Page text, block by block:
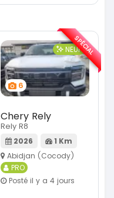
6
NEUF
Chery Rely
Rely R8
2026
1 Km
Abidjan (Cocody)
PRO
Posté il y a 4 jours
SPÉCIAL